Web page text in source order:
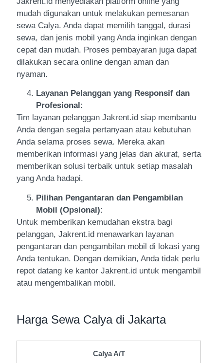
mudah digunakan untuk melakukan pemesanan
sewa Calya. Anda dapat memilih tanggal, durasi
sewa, dan jenis mobil yang Anda inginkan dengan
cepat dan mudah. Proses pembayaran juga dapat
dilakukan secara online dengan aman dan
nyaman.
Layanan Pelanggan yang Responsif dan
Profesional:
Tim layanan pelanggan Jakrent.id siap membantu
Anda dengan segala pertanyaan atau kebutuhan
Anda selama proses sewa. Mereka akan
memberikan informasi yang jelas dan akurat, serta
memberikan solusi terbaik untuk setiap masalah
yang Anda hadapi.
Pilihan Pengantaran dan Pengambilan
Mobil (Opsional):
Untuk memberikan kemudahan ekstra bagi
pelanggan, Jakrent.id menawarkan layanan
pengantaran dan pengambilan mobil di lokasi yang
Anda tentukan. Dengan demikian, Anda tidak perlu
repot datang ke kantor Jakrent.id untuk mengambil
atau mengembalikan mobil.
Harga Sewa Calya di Jakarta
Calya A/T